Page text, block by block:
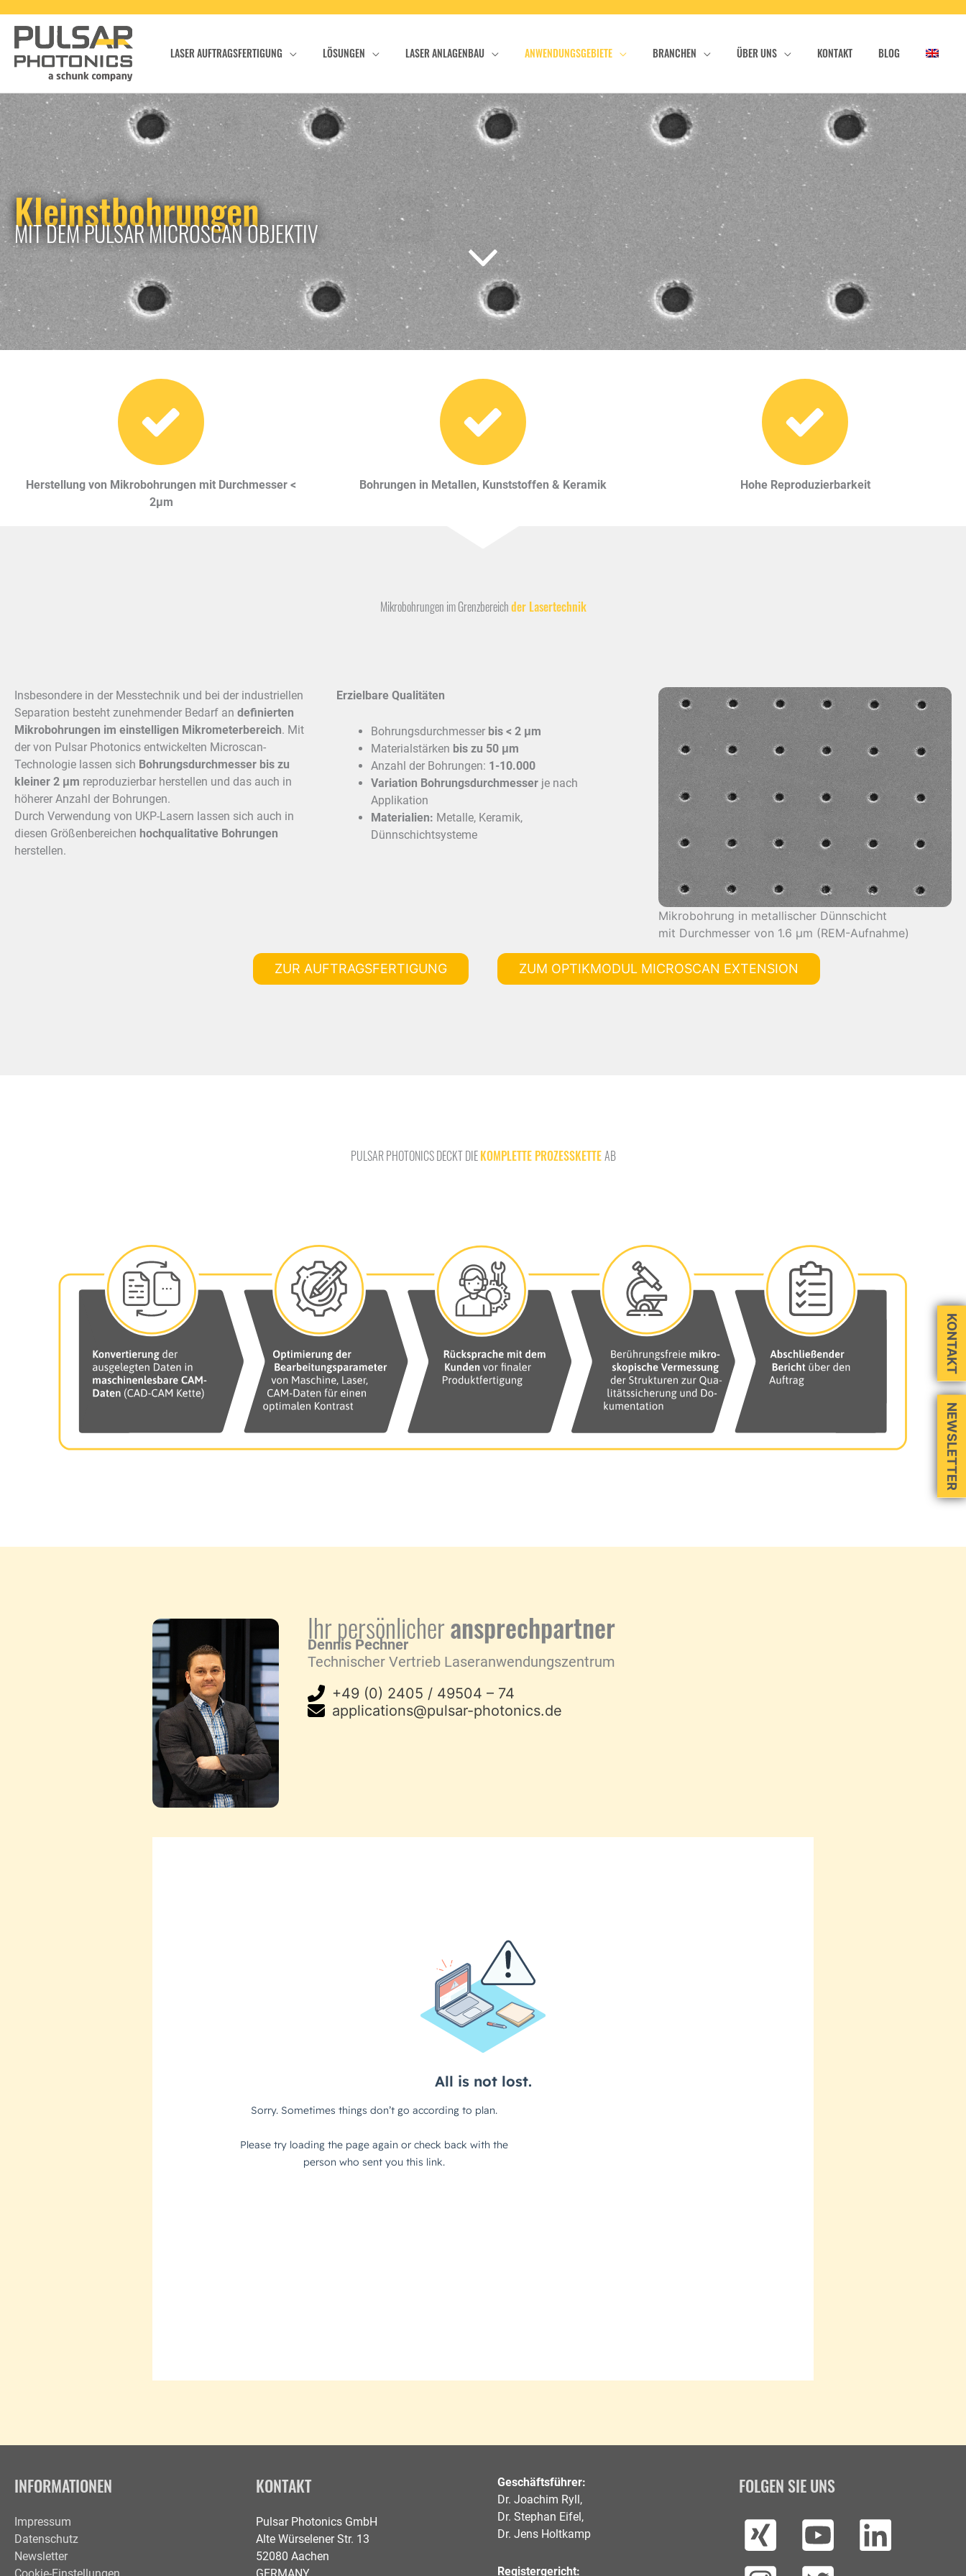
LASER AUFTRAGSFERTIGUNG LÖSUNGEN LASER ANLAGENBAU ANWENDUNGSGEBIETE BRANCHEN ÜBER UNS KONTAKT BLOG
Kleinstbohrungen
MIT DEM PULSAR MICROSCAN OBJEKTIV
Herstellung von Mikrobohrungen mit Durchmesser <
2µm
Bohrungen in Metallen, Kunststoffen & Keramik Hohe Reproduzierbarkeit
Mikrobohrungen im Grenzbereichder Lasertechnik
Insbesondere in der Messtechnik und bei der industriellen
Separation besteht zunehmender Bedarf an definierten
Mikrobohrungen im einstelligen Mikrometerbereich. Mit
der von Pulsar Photonics entwickelten Microscan-
Technologie lassen sich Bohrungsdurchmesser bis zu
kleiner 2 μm reproduzierbar herstellen und das auch in
höherer Anzahl der Bohrungen.
Durch Verwendung von UKP-Lasern lassen sich auch in
diesen Größenbereichen hochqualitative Bohrungen
herstellen.
Erzielbare Qualitäten
Bohrungsdurchmesser bis < 2 μm
Materialstärken bis zu 50 μm
Anzahl der Bohrungen: 1-10.000
Variation Bohrungsdurchmesser je nach
Applikation
Materialien: Metalle, Keramik,
Dünnschichtsysteme
Mikrobohrung in metallischer Dünnschicht
mit Durchmesser von 1.6 μm (REM-Aufnahme)
ZUR AUFTRAGSFERTIGUNG ZUM OPTIKMODUL MICROSCAN EXTENSION
PULSAR PHOTONICS DECKT DIEKOMPLETTE PROZESSKETTEAB
Ihr persönlicheransprechpartner
Dennis Pechner
Technischer Vertrieb Laseranwendungszentrum
+49 (0) 2405 / 49504 – 74
applications@pulsar-photonics.de
INFORMATIONEN
Impressum
Datenschutz
Newsletter
KONTAKT
Pulsar Photonics GmbH
Alte Würselener Str. 13
52080 Aachen
Geschäftsführer:
Dr. Joachim Ryll,
Dr. Stephan Eifel,
Dr. Jens Holtkamp
Registergericht:
FOLGEN SIE UNS
KONTAKT
NEWSLETTER